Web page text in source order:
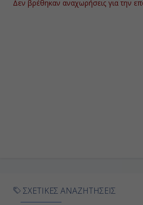
Δεν βρέθηκαν αναχωρήσεις για την
ΣΧΕΤΙΚΕΣ ΑΝΑΖΗΤΗΣΕΙΣ